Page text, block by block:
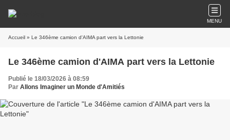
MENU
Accueil » Le 346ème camion d'AIMA part vers la Lettonie
Le 346ème camion d'AIMA part vers la Lettonie
Publié le 18/03/2026 à 08:59
Par Allons Imaginer un Monde d'Amitiés